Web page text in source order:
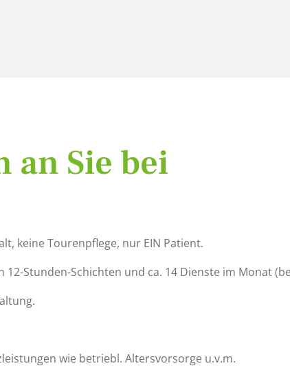
an Sie bei
keine Tourenpflege, nur EIN Patient.
Stunden-Schichten und ca. 14 Dienste im Monat
wie betriebl. Altersvorsorge u.v.m.